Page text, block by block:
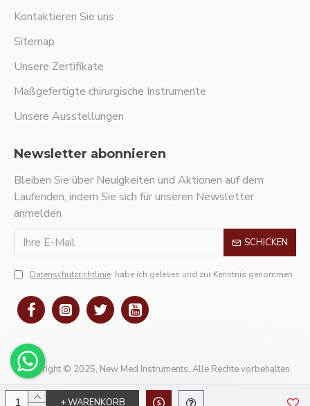
+ WARENKORB
Kontaktieren Sie uns
Sitemap
Unsere Zertifikate
Maßgefertigte chirurgische Instrumente
Unsere Ausstellungen
Newsletter abonnieren
Bleiben Sie über Neuigkeiten und Aktionen auf dem
Laufenden, indem Sie sich für unseren Newsletter
anmelden
SCHICKEN
Datenschutzrichtlinie habe ich gelesen und zur Kenntnis genommen
Copyright © 2025, New Med Instruments, Alle Rechte vorbehalten